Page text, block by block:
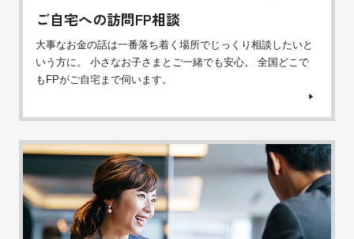
ご自宅への訪問FP相談
大事なお金の話は一番落ち着く場所でじっくり相談したいと
いう方に。 小さなお子さまとご一緒でも安心。 全国どこで
もFPがご自宅まで伺います。